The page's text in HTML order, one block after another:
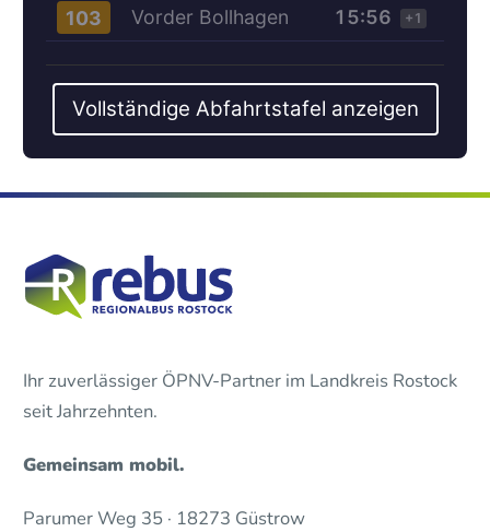
103 Vorder Bollhagen 15:56 +1
Vollständige Abfahrtstafel anzeigen
Ihr zuverlässiger ÖPNV-Partner im Landkreis Rostock
seit Jahrzehnten.
Gemeinsam mobil.
Parumer Weg 35 · 18273 Güstrow